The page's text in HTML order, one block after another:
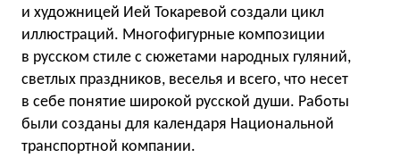
и художницей Ией Токаревой создали цикл
иллюстраций. Многофигурные композиции
в русском стиле с сюжетами народных гуляний,
светлых праздников, веселья и всего, что несет
в себе понятие широкой русской души. Работы
были созданы для календаря Национальной
транспортной компании.